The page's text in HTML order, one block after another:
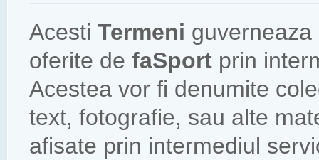
Acesti Termeni
oferite de faSport prin
Acestea vor fi denumite
text, fotografie, sau alte
afisate prin intermediul